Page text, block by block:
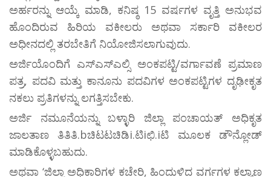
ಅರ್ಹರನ್ನು ಆಯ್ಕೆ ಮಾಡಿ, ಕನಿಷ್ಠ 15 ವರ್ಷಗಳ ವೃತ್ತಿ ಅನುಭವ
ಹೊಂದಿರುವ ಹಿರಿಯ ವಕೀಲರು ಅಥವಾ ಸರ್ಕಾರಿ ವಕೀಲರ
ಅಧೀನದಲ್ಲಿ ತರಬೇತಿಗೆ ನಿಯೋಜಿಸಲಾಗುವುದು.
ಅರ್ಜಿಯೊಂದಿಗೆ ಎಸ್ಎಸ್ಎಲ್ಸಿ ಅಂಕಪಟ್ಟಿ/ವರ್ಗಾವಣೆ ಪ್ರಮಾಣ
ಪತ್ರ, ಪದವಿ ಮತ್ತು ಕಾನೂನು ಪದವಿಗಳ ಅಂಕಪಟ್ಟಿಗಳ ದೃಢೀಕೃತ
ನಕಲು ಪ್ರತಿಗಳನ್ನು ಲಗತ್ತಿಸಬೇಕು.
ಅರ್ಜಿ ನಮೂನೆಯನ್ನು ಬಳ್ಳಾರಿ ಜಿಲ್ಲಾ ಪಂಚಾಯತ್ ಅಧಿಕೃತ
ಜಾಲತಾಣ ತಿತಿತಿ.bಚಿಟಟಚಿಡಿi.ಟಿiಛಿ.iಟಿ ಮೂಲಕ ಡೌನ್ಲೋಡ್
ಮಾಡಿಕೊಳ್ಳಬಹುದು.
ಅಥವಾ ‘ಜಿಲ್ಲಾ ಅಧಿಕಾರಿಗಳ ಕಚೇರಿ, ಹಿಂದುಳಿದ ವರ್ಗಗಳ ಕಲ್ಯಾಣ